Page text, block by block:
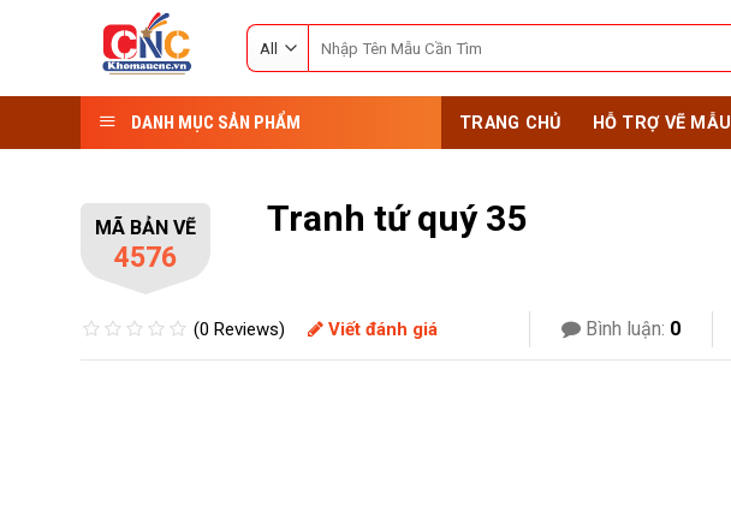
for:
DANH MỤC SẢN PHẨM TRANG CHỦ HỖ TRỢ VẼ MẪU
MÃ BẢN VẼ
4576
Tranh tứ quý 35
(0 Reviews) Viết đánh giá Bình luận: 0